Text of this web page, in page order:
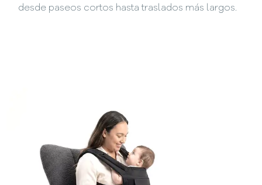
desde paseos cortos hasta traslados más largos.